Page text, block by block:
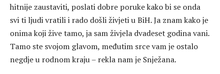
hitnije zaustaviti, poslati dobre poruke kako bi se onda
svi ti ljudi vratili i rado došli živjeti u BiH. Ja znam kako je
onima koji žive tamo, ja sam živjela dvadeset godina vani.
Tamo ste svojom glavom, međutim srce vam je ostalo
negdje u rodnom kraju – rekla nam je Snježana.